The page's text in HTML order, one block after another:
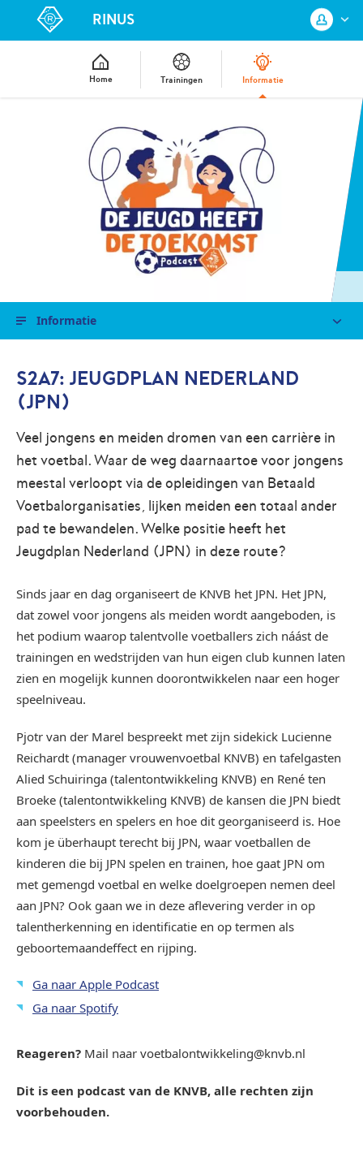
RINUS
Home Trainingen Informatie
een nieuw KNVB Account aan.
Inloggen
Registreren
Informatie
S2A7: JEUGDPLAN NEDERLAND
(JPN)
Veel jongens en meiden dromen van een carrière in
het voetbal. Waar de weg daarnaartoe voor jongens
meestal verloopt via de opleidingen van Betaald
Voetbalorganisaties, lijken meiden een totaal ander
pad te bewandelen. Welke positie heeft het
Jeugdplan Nederland (JPN) in deze route?
Sinds jaar en dag organiseert de KNVB het JPN. Het JPN,
dat zowel voor jongens als meiden wordt aangeboden, is
het podium waarop talentvolle voetballers zich náást de
trainingen en wedstrijden van hun eigen club kunnen laten
zien en mogelijk kunnen doorontwikkelen naar een hoger
speelniveau.
Pjotr van der Marel bespreekt met zijn sidekick Lucienne
Reichardt (manager vrouwenvoetbal KNVB) en tafelgasten
Alied Schuiringa (talentontwikkeling KNVB) en René ten
Broeke (talentontwikkeling KNVB) de kansen die JPN biedt
aan speelsters en spelers en hoe dit georganiseerd is. Hoe
kom je überhaupt terecht bij JPN, waar voetballen de
kinderen die bij JPN spelen en trainen, hoe gaat JPN om
met gemengd voetbal en welke doelgroepen nemen deel
aan JPN? Ook gaan we in deze aflevering verder in op
talentherkenning en identificatie en op termen als
geboortemaandeffect en rijping.
Ga naar Apple Podcast
Ga naar Spotify
Reageren? Mail naar voetbalontwikkeling@knvb.nl
Dit is een podcast van de KNVB, alle rechten zijn
voorbehouden.